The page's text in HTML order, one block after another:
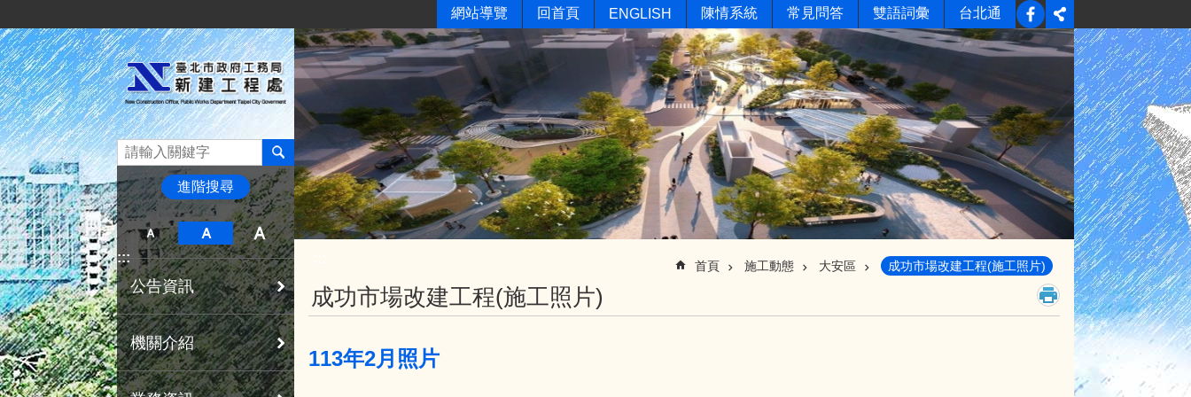
網站導覽 回首頁 ENGLISH 陳情系統 常見問答 雙語詞彙 台北通
進階搜尋
:::
公告資訊
機關介紹
首頁 施工動態 大安區 成功市場改建工程(施工照片)
成功市場改建工程(施工照片)
113年2月照片